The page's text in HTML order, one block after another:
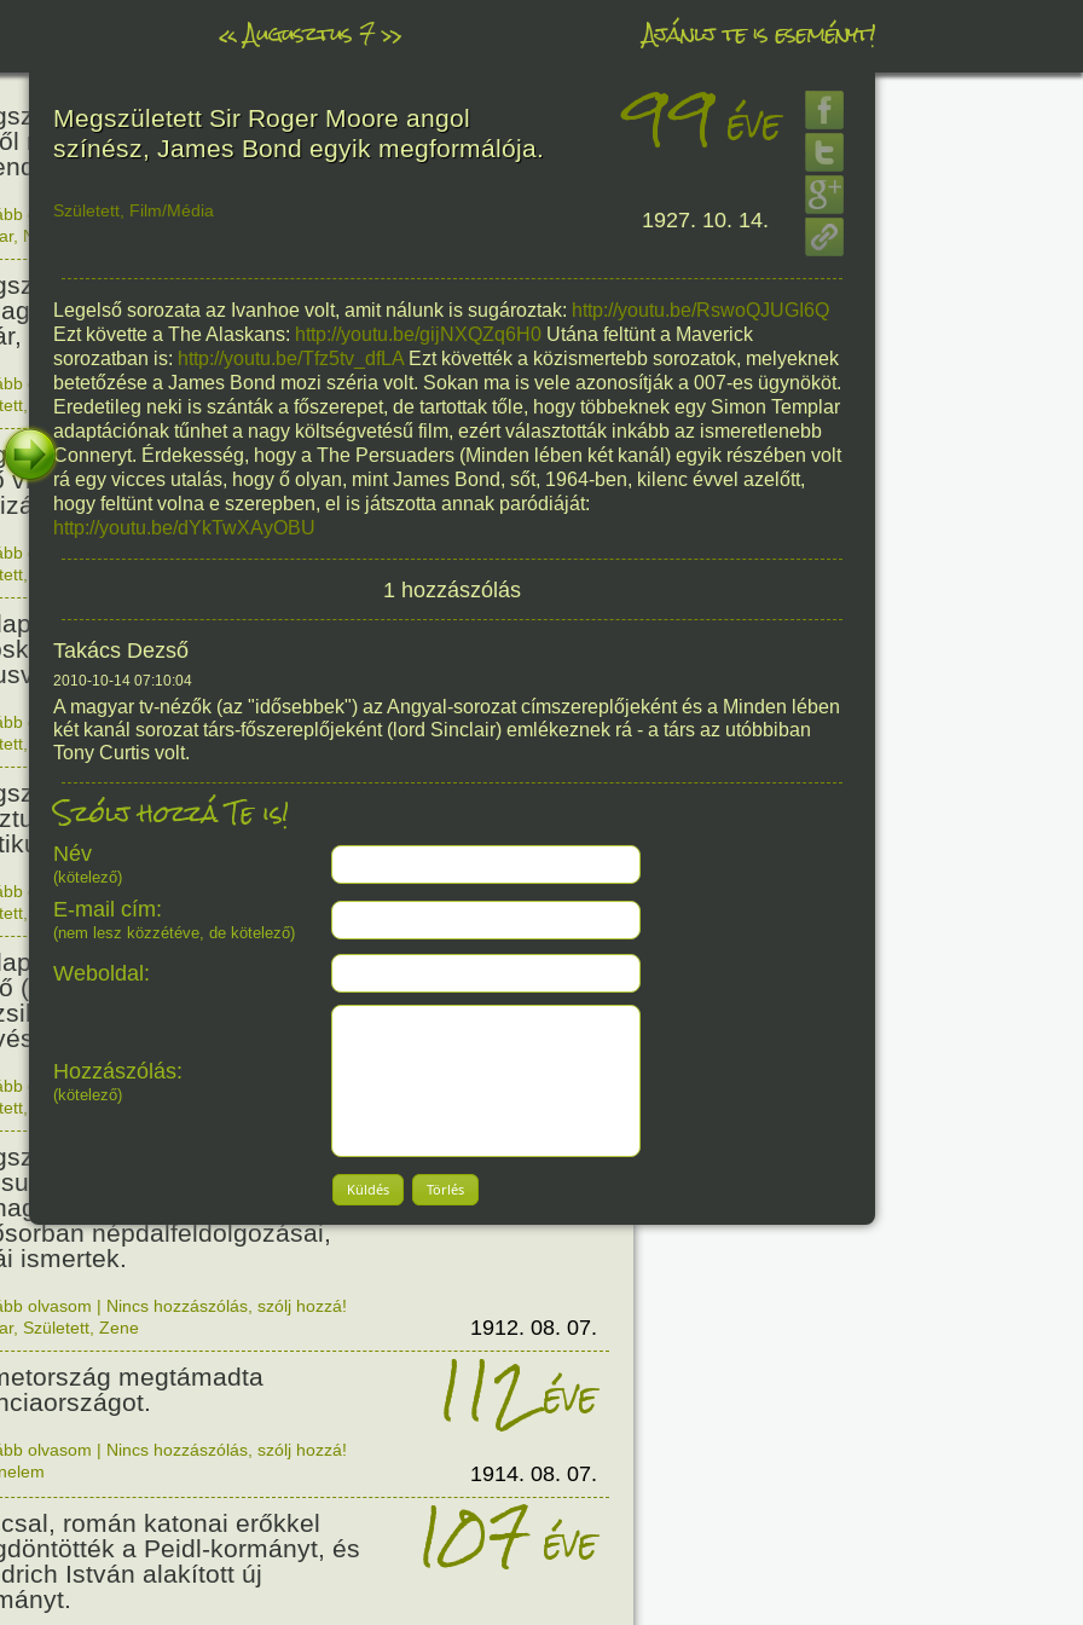
«Augusztus 7» Ajánlj te is eseményt!
Báthori Erzsébet,
rémséges és kegyetlen
éltek.
466éve
olvasom|Nincs hozzászólás, szólj hozzá!
, Nő
Kondor Gusztáv
matematikus, egyetemi
akadémikus.
201éve
olvasom|Nincs hozzászólás, szólj hozzá!
Technika,Magyar 1825. 08. 07.
Mata Hari, a híres
világháborús táncosnő,
és kém.
150éve
olvasom
1876. 08. 07.
megszületett Szalmás
zenetanárnő, zeneszerző,
128éve
olvasom|Nincs hozzászólás, szólj hozzá!
Nő,Zene, Magyar 1898. 08. 07.
Bibó István,
Széchenyi-díjas író,
jogász.
115
olvasom
Nincs hozzászólás, szólj hozzá!
Irodalom,Magyar
megszületett Beamter
(Becenevén: Bubi) dzsessz-
vibrafon és xilofon-
114éve
olvasom
Nincs hozzászólás, szólj hozzá!
Zene Magyar
Csenki Imre,
díjas zeneszerző,
zenepedagógus, akinek
népdalfeldolgozásai,
ismertek.
114éve
olvasom | Nincs hozzászólás, szólj hozzá!
, Született Zene 1912. 08. 07.
megtámadta
112éve
olvasom | Nincs hozzászólás, szólj hozzá!
1914. 08. 07.
román katonai erőkkel
a Peidl-kormányt, és
István alakított új
107éve
Megszületett Sir Roger Moore angol
színész, James Bond egyik megformálója.
99éve
Született Film/Média 1927. 10. 14.
Legelső sorozata az Ivanhoe volt, amit nálunk is sugároztak: http://youtu.be/RswoQJUGI6Q
Ezt követte a The Alaskans: http://youtu.be/gijNXQZq6H0 Utána feltünt a Maverick
sorozatban is: http://youtu.be/Tfz5tv_dfLA Ezt követték a közismertebb sorozatok, melyeknek
betetőzése a James Bond mozi széria volt. Sokan ma is vele azonosítják a 007-es ügynököt.
Eredetileg neki is szánták a főszerepet, de tartottak tőle, hogy többeknek egy Simon Templar
adaptációnak tűnhet a nagy költségvetésű film, ezért választották inkább az ismeretlenebb
Conneryt. Érdekesség, hogy a The Persuaders (Minden lében két kanál) egyik részében volt
rá egy vicces utalás, hogy ő olyan, mint James Bond, sőt, 1964-ben, kilenc évvel azelőtt,
hogy feltünt volna e szerepben, el is játszotta annak paródiáját:
http://youtu.be/dYkTwXAyOBU
1 hozzászólás
Takács Dezső
2010-10-14 07:10:04
A magyar tv-nézők (az "idősebbek") az Angyal-sorozat címszereplőjeként és a Minden lében
két kanál sorozat társ-főszereplőjeként (lord Sinclair) emlékeznek rá - a társ az utóbbiban
Tony Curtis volt.
Szólj hozzá Te is!
Név
(kötelező)
E-mail cím:
(nem lesz közzétéve, de kötelező)
Weboldal:
Hozzászólás:
(kötelező)
Küldés Törlés